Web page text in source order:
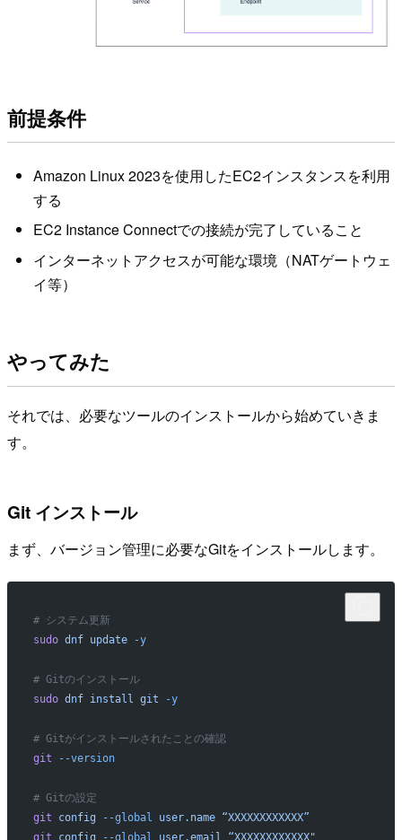
前提条件
Amazon Linux 2023を使用したEC2インスタンスを利用
する
EC2 Instance Connectでの接続が完了していること
インターネットアクセスが可能な環境（NATゲートウェ
イ等）
やってみた
それでは、必要なツールのインストールから始めていきま
す。
Git インストール
まず、バージョン管理に必要なGitをインストールします。
# システム更新
sudo dnf update -y
# Gitのインストール
sudo dnf install git -y
# Gitがインストールされたことの確認
git --version
# Gitの設定
git config --global user.name “XXXXXXXXXXXX”
git config --global user.email “XXXXXXXXXXXX"